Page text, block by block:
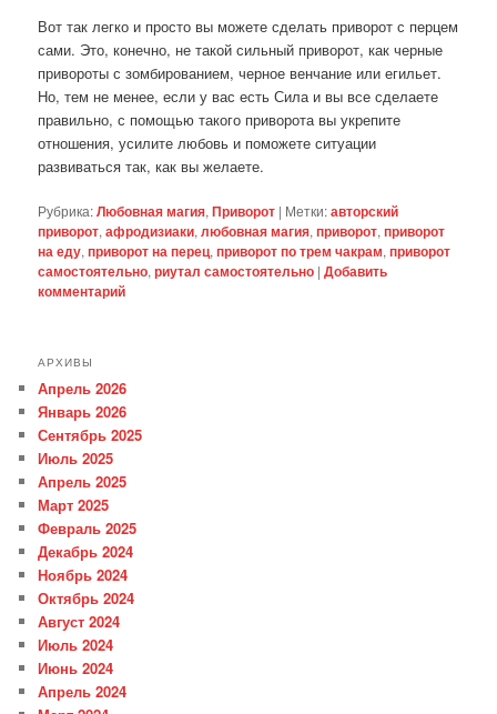
Вот так легко и просто вы можете сделать приворот с перцем
сами. Это, конечно, не такой сильный приворот, как черные
привороты с зомбированием, черное венчание или егильет.
Но, тем не менее, если у вас есть Сила и вы все сделаете
правильно, с помощью такого приворота вы укрепите
отношения, усилите любовь и поможете ситуации
развиваться так, как вы желаете.
Рубрика:Любовная магия,Приворот | Метки:авторский
приворот,афродизиаки,любовная магия,приворот,приворот
на еду,приворот на перец,приворот по трем чакрам,приворот
самостоятельно,риутал самостоятельно |Добавить
комментарий
АРХИВЫ
Апрель 2026
Январь 2026
Сентябрь 2025
Июль 2025
Апрель 2025
Март 2025
Февраль 2025
Декабрь 2024
Ноябрь 2024
Октябрь 2024
Август 2024
Июль 2024
Июнь 2024
Апрель 2024